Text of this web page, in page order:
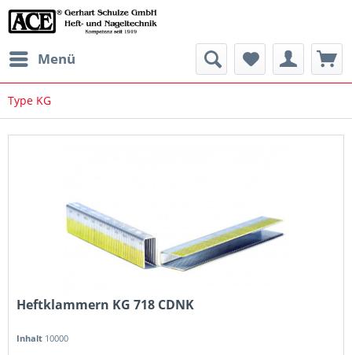
Menü
Type KG
Heftklammern KG 718 CDNK
Inhalt 10000